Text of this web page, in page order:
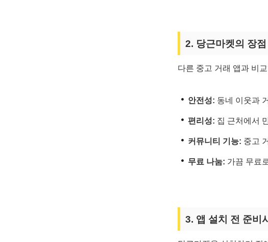
2. 당근마켓의 장점
다른 중고 거래 앱과 비
안전성: 동네 이웃과
편리성: 집 근처에서
커뮤니티 기능: 중고
무료 나눔: 가끔 무료
3. 앱 설치 전 준비